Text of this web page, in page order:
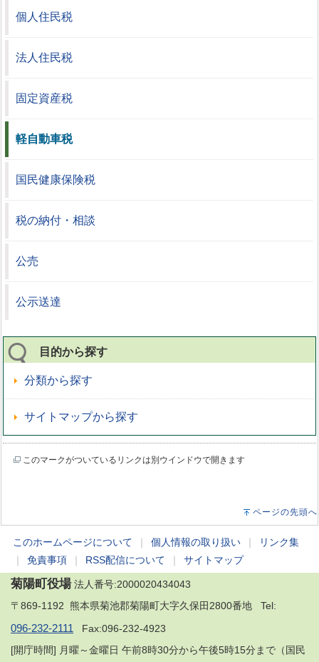
個人住民税
法人住民税
固定資産税
軽自動車税
国民健康保険税
税の納付・相談
公売
公示送達
目的から探す
分類から探す
サイトマップから探す
このマークがついているリンクは別ウインドウで開きます
ページの先頭へ
このホームページについて 個人情報の取り扱い
リンク集
免責事項 RSS配信について サイトマップ
菊陽町役場法人番号:2000020434043
〒869-1192 熊本県菊池郡菊陽町大字久保田2800番地 Tel:
096-232-2111 Fax:096-232-4923
[開庁時間] 月曜～金曜日 午前8時30分から午後5時15分まで（国民